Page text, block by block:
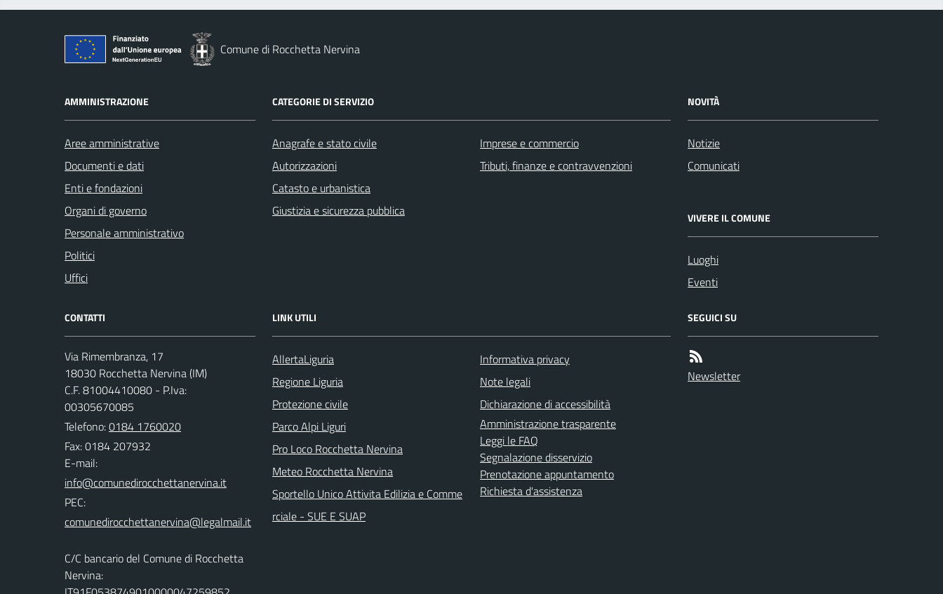
Comune di Rocchetta Nervina
AMMINISTRAZIONE
Aree amministrative
Documenti e dati
Enti e fondazioni
Organi di governo
Personale amministrativo
Politici
Uffici
CATEGORIE DI SERVIZIO
Anagrafe e stato civile
Autorizzazioni
Catasto e urbanistica
Giustizia e sicurezza pubblica
Imprese e commercio
Tributi, finanze e contravvenzioni
NOVITÀ
Notizie
Comunicati
VIVERE IL COMUNE
Luoghi
Eventi
CONTATTI
Via Rimembranza, 17
18030 Rocchetta Nervina (IM)
C.F. 81004410080 - P.Iva:
00305670085
Telefono:0184 1760020
Fax: 0184 207932
E-mail:
PEC:
C/C bancario del Comune di Rocchetta
Nervina:
LINK UTILI
AllertaLiguria
Regione Liguria
Protezione civile
Parco Alpi Liguri
Pro Loco Rocchetta Nervina
Meteo Rocchetta Nervina
Sportello Unico Attivita Edilizia e Comme
rciale - SUE E SUAP
Informativa privacy
Note legali
Dichiarazione di accessibilità
Amministrazione trasparente
Leggi le FAQ
Segnalazione disservizio
Prenotazione appuntamento
Richiesta d'assistenza
SEGUICI SU
Newsletter